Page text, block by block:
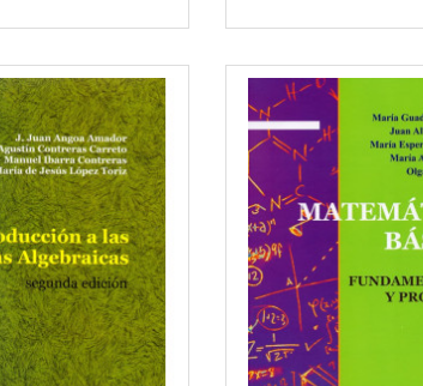
QUICKVIEW
WISHLIST